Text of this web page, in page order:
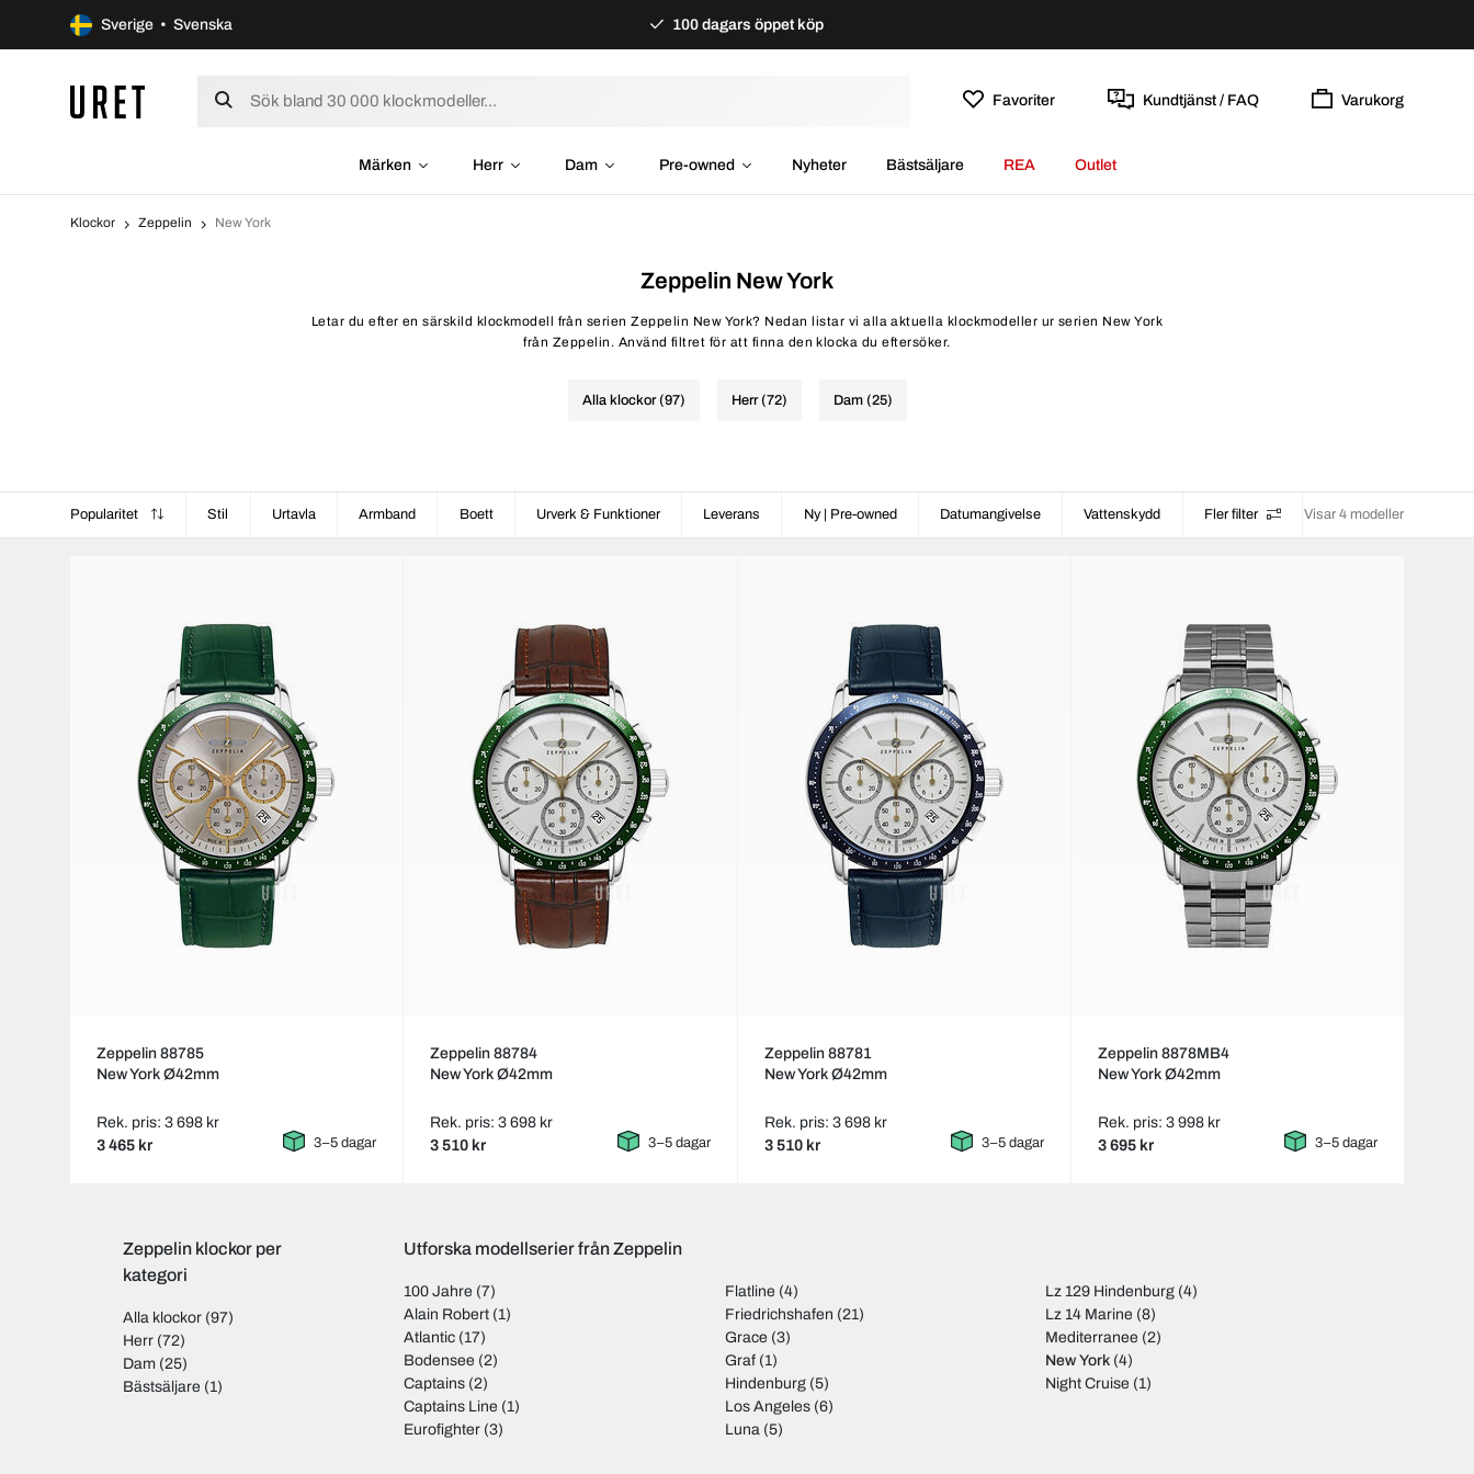
Sverige • Svenska 100 dagars öppet köp
Favoriter Kundtjänst / FAQ Varukorg
Märken Herr Dam Pre-owned Nyheter Bästsäljare REA Outlet
Klockor Zeppelin New York
Zeppelin New York
Letar du efter en särskild klockmodell från serien Zeppelin New York? Nedan listar vi alla aktuella klockmodeller ur serien New York
från Zeppelin. Använd filtret för att finna den klocka du eftersöker.
Alla klockor (97) Herr (72) Dam (25)
Popularitet Stil Urtavla Armband Boett Urverk & Funktioner Leverans Ny | Pre-owned Datumangivelse Vattenskydd Fler filter Visar 4 modeller
Zeppelin 88785
New York Ø42mm
Rek. pris: 3 698 kr
3 465 kr 3–5 dagar
Zeppelin 88784
New York Ø42mm
Rek. pris: 3 698 kr
3 510 kr 3–5 dagar
Zeppelin 88781
New York Ø42mm
Rek. pris: 3 698 kr
3 510 kr 3–5 dagar
Zeppelin 8878MB4
New York Ø42mm
Rek. pris: 3 998 kr
3 695 kr 3–5 dagar
Zeppelin klockor per
kategori
Alla klockor (97)
Herr (72)
Dam (25)
Bästsäljare (1)
Utforska modellserier från Zeppelin
100 Jahre (7)
Alain Robert (1)
Atlantic (17)
Bodensee (2)
Captains (2)
Captains Line (1)
Eurofighter (3)
Flatline (4)
Friedrichshafen (21)
Grace (3)
Graf(1)
Hindenburg(5)
Los Angeles(6)
Luna(5)
Lz 129 Hindenburg (4)
Lz 14 Marine (8)
Mediterranee (2)
New York (4)
Night Cruise (1)